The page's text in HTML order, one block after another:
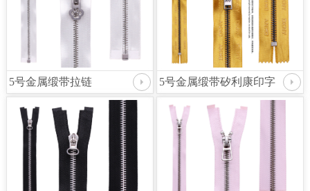
5号金属缎带拉链 5号金属缎带矽利康印字